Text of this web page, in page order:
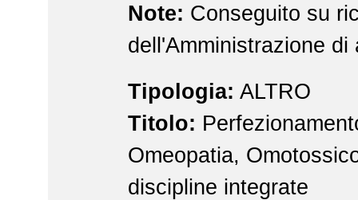
Note: Conseguito su
dell'Amministrazione di
Tipologia: ALTRO
Titolo:
Omeopatia,
discipline integrate